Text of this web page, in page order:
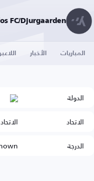
FC/Djurgaarden ( )
المباريات الأخبار
الدولة
الاتحاد
الدرجة